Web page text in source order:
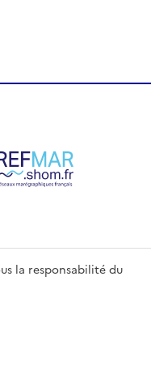
la responsabilité du